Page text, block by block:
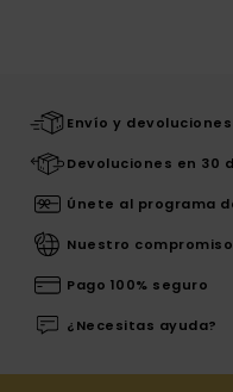
Envío y
Devoluciones en 30
Únete al programa
Nuestro
Pago 100% seguro
¿Necesitas ayuda?